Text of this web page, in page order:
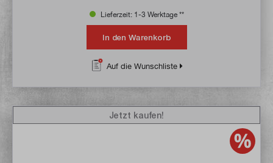
Lieferzeit: 1-3 Werktage **
In den Warenkorb
Auf die Wunschliste
Jetzt kaufen!